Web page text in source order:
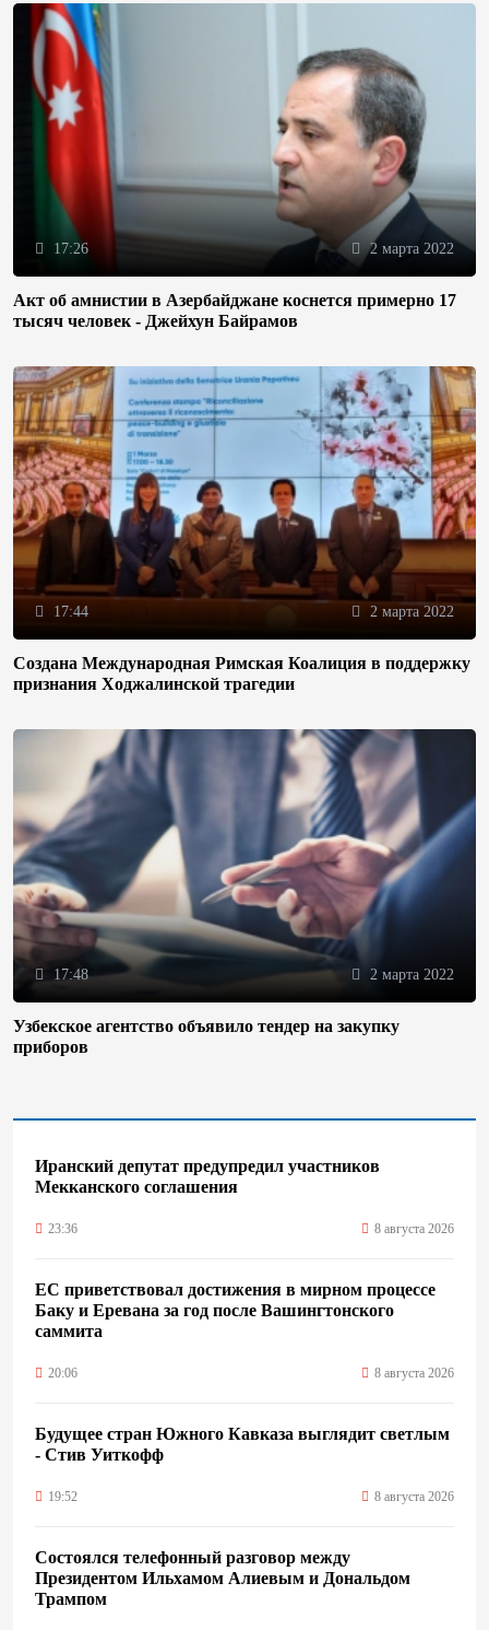
17:26 2 марта 2022
Акт об амнистии в Азербайджане коснется примерно 17
тысяч человек - Джейхун Байрамов
17:44 2 марта 2022
Создана Международная Римская Коалиция в поддержку
признания Ходжалинской трагедии
17:48 2 марта 2022
Узбекское агентство объявило тендер на закупку
приборов
Иранский депутат предупредил участников
Мекканского соглашения
23:36 8 августа 2026
ЕС приветствовал достижения в мирном процессе
Баку и Еревана за год после Вашингтонского
саммита
20:06 8 августа 2026
Будущее стран Южного Кавказа выглядит светлым
- Стив Уиткофф
19:52 8 августа 2026
Состоялся телефонный разговор между
Президентом Ильхамом Алиевым и Дональдом
Трампом